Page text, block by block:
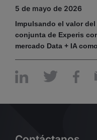
5 de mayo de 2026
Impulsando el valor
conjunta de Experis
mercado Data + IA